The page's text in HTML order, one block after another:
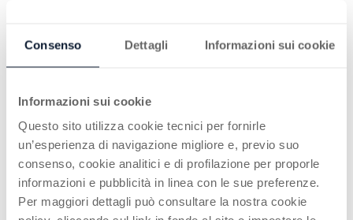
Consenso Dettagli Informazioni sui cookie
Informazioni sui cookie
Questo sito utilizza cookie tecnici per fornirle
un’esperienza di navigazione migliore e, previo suo
consenso, cookie analitici e di profilazione per proporle
informazioni e pubblicità in linea con le sue preferenze.
Per maggiori dettagli può consultare la nostra cookie
Continua a leggere
REPORT & NOTIZIE 30 NOV 2025